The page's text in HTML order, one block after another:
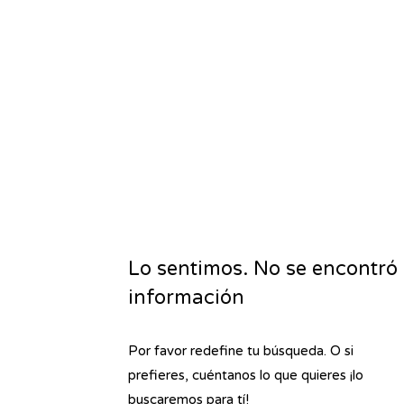
Lo sentimos. No se encontró
información
Por favor redefine tu búsqueda. O si
prefieres, cuéntanos lo que quieres ¡lo
buscaremos para tí!